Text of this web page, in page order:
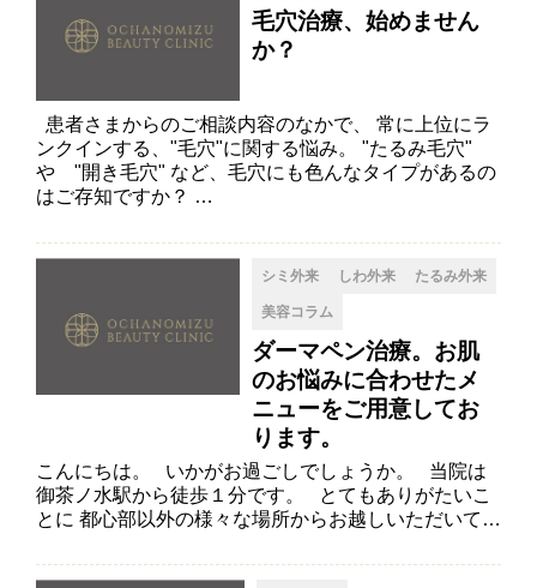
毛穴治療、始めません
か？
患者さまからのご相談内容のなかで、 常に上位にラ
ンクインする、"毛穴"に関する悩み。 "たるみ毛穴"
や "開き毛穴" など、毛穴にも色んなタイプがあるの
はご存知ですか？ …
シミ外来 しわ外来 たるみ外来
美容コラム
ダーマペン治療。お肌
のお悩みに合わせたメ
ニューをご用意してお
ります。
こんにちは。 いかがお過ごしでしょうか。 当院は
御茶ノ水駅から徒歩１分です。 とてもありがたいこ
とに 都心部以外の様々な場所からお越しいただいて…